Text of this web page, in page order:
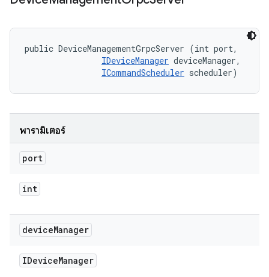
public DeviceManagementGrpcServer (int port,
IDeviceManager deviceManager,
ICommandScheduler scheduler)
พารามิเตอร์
port
int
deviceManager
IDeviceManager